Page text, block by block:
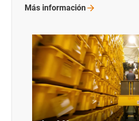
Más información